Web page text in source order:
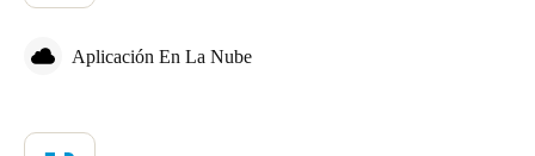
Aplicación En La Nube